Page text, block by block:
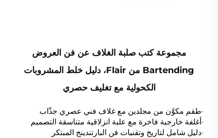
مجموعة كتب صلبة الغلاف عن فن العروض
Bartending من Flair، دليل خلط المشروبات
الكحولية مع تغليف حصري
·طقم مكوَّن من مجلدين مع غلاف فني عصري جذّاب
·أغلفة خارجية فاخرة مع علبة انزلاقية متناسقة التصميم
·دليل شامل لتاريخ وتقنيات فن البارتندينج المبتكر